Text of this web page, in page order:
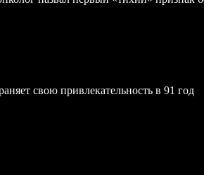
свою привлекательность в 91 год